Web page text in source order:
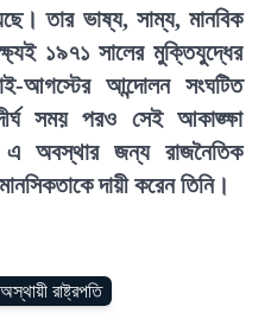
তার ভাষ্য, সাম্য, মানবিক
১৯৭১ সালের মুক্তিযুদ্ধের
আগস্টের আন্দোলন সংঘটিত
সময় পরও সেই আকাঙ্ক্ষা
এ অবস্থার জন্য রাজনৈতিক
দায়ী করেন তিনি।
অস্থায়ী রাষ্ট্রপতি